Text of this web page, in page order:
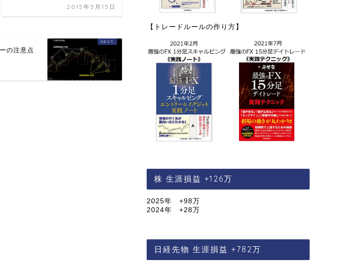
2015年5月15日
の注意点
【トレードルールの作り方】
株 生涯損益 +126万
2025年 +98万
2024年 +28万
日経先物 生涯損益 +782万